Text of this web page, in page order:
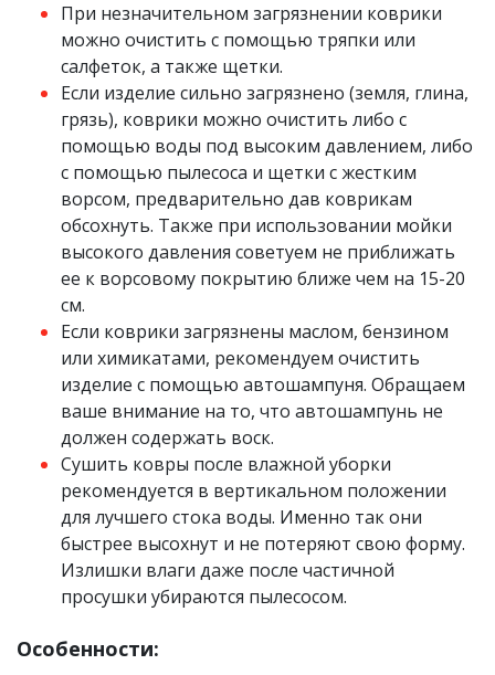
При незначительном загрязнении коврики
можно очистить с помощью тряпки или
салфеток, а также щетки.
Если изделие сильно загрязнено (земля, глина,
грязь), коврики можно очистить либо с
помощью воды под высоким давлением, либо
с помощью пылесоса и щетки с жестким
ворсом, предварительно дав коврикам
обсохнуть. Также при использовании мойки
высокого давления советуем не приближать
ее к ворсовому покрытию ближе чем на 15-20
см.
Если коврики загрязнены маслом, бензином
или химикатами, рекомендуем очистить
изделие с помощью автошампуня. Обращаем
ваше внимание на то, что автошампунь не
должен содержать воск.
Сушить ковры после влажной уборки
рекомендуется в вертикальном положении
для лучшего стока воды. Именно так они
быстрее высохнут и не потеряют свою форму.
Излишки влаги даже после частичной
просушки убираются пылесосом.
Особенности: